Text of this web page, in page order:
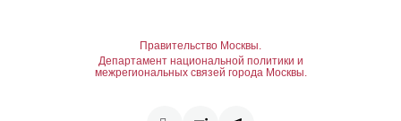
Правительство Москвы.
Департамент национальной политики и
межрегиональных связей города Москвы.